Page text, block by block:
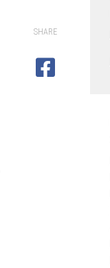
SHARE